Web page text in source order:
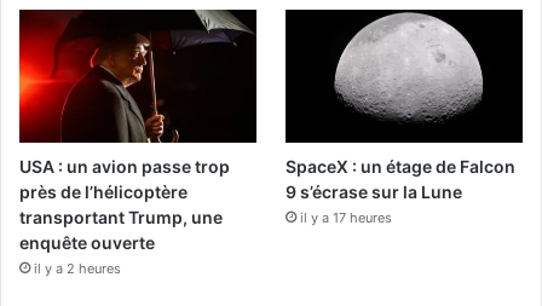
USA : un avion passe trop
près de l’hélicoptère
transportant Trump, une
enquête ouverte
il y a 2 heures
SpaceX : un étage de Falcon
9 s’écrase sur la Lune
il y a 17 heures